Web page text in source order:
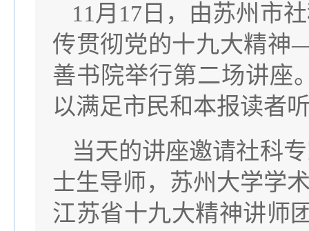
11月17日，由苏州市
传贯彻党的十九大精神
善书院举行第二场讲座
以满足市民和本报读者
当天的讲座邀请社科
士生导师，苏州大学学
江苏省十九大精神讲师